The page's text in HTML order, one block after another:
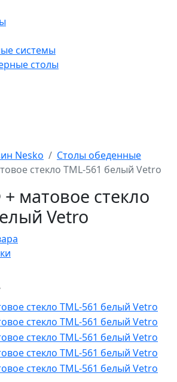
системы
столы
Nesko
Столы обеденные
стекло TML-561 белый Vetro
матовое стекло
Vetro